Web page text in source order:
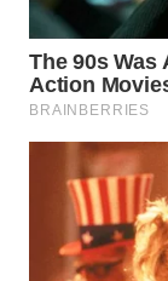
WN
CIREBON
WN
INDRAMAYU
WN
KUNINGAN